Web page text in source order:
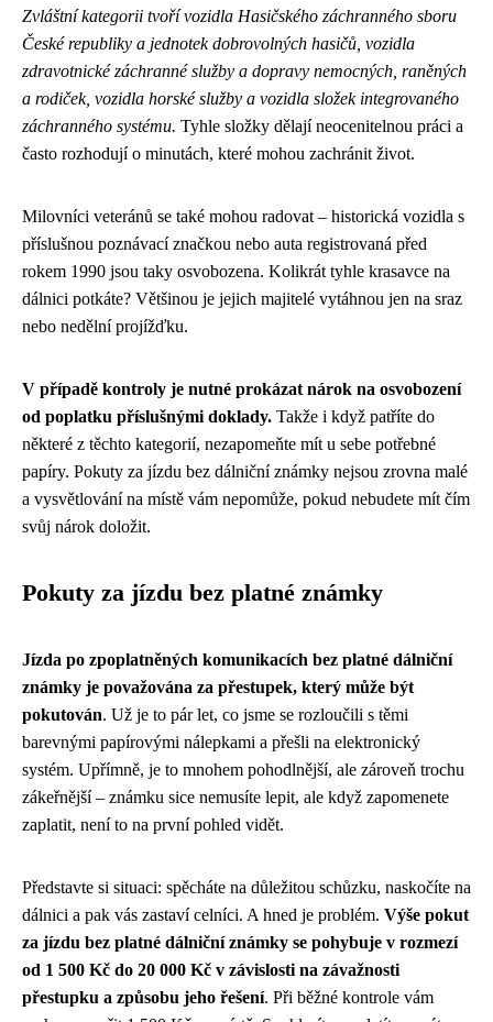
Zvláštní kategorii tvoří vozidla Hasičského záchranného sboru
České republiky a jednotek dobrovolných hasičů, vozidla
zdravotnické záchranné služby a dopravy nemocných, raněných
a rodiček, vozidla horské služby a vozidla složek integrovaného
záchranného systému. Tyhle složky dělají neocenitelnou práci a
často rozhodují o minutách, které mohou zachránit život.
Milovníci veteránů se také mohou radovat – historická vozidla s
příslušnou poznávací značkou nebo auta registrovaná před
rokem 1990 jsou taky osvobozena. Kolikrát tyhle krasavce na
dálnici potkáte? Většinou je jejich majitelé vytáhnou jen na sraz
nebo nedělní projížďku.
V případě kontroly je nutné prokázat nárok na osvobození
od poplatku příslušnými doklady. Takže i když patříte do
některé z těchto kategorií, nezapomeňte mít u sebe potřebné
papíry. Pokuty za jízdu bez dálniční známky nejsou zrovna malé
a vysvětlování na místě vám nepomůže, pokud nebudete mít čím
svůj nárok doložit.
Pokuty za jízdu bez platné známky
Jízda po zpoplatněných komunikacích bez platné dálniční
známky je považována za přestupek, který může být
pokutován. Už je to pár let, co jsme se rozloučili s těmi
barevnými papírovými nálepkami a přešli na elektronický
systém. Upřímně, je to mnohem pohodlnější, ale zároveň trochu
zákeřnější – známku sice nemusíte lepit, ale když zapomenete
zaplatit, není to na první pohled vidět.
Představte si situaci: spěcháte na důležitou schůzku, naskočíte na
dálnici a pak vás zastaví celníci. A hned je problém. Výše pokut
za jízdu bez platné dálniční známky se pohybuje v rozmezí
od 1 500 Kč do 20 000 Kč v závislosti na závažnosti
přestupku a způsobu jeho řešení. Při běžné kontrole vám